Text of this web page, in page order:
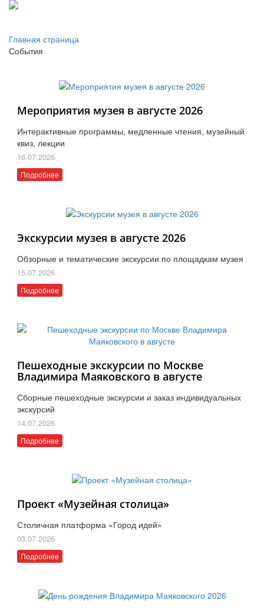
Главная страница
События
Мероприятия музея в августе 2026
Интерактивные программы, медленные чтения, музейный
квиз, лекции
16.07.2026
Подробнее
Экскурсии музея в августе 2026
Обзорные и тематические экскурсии по площадкам музея
15.07.2026
Подробнее
Пешеходные экскурсии по Москве
Владимира Маяковского в августе
Сборные пешеходные экскурсии и заказ индивидуальных
экскурсий
14.07.2026
Подробнее
Проект «Музейная столица»
Столичная платформа «Город идей»
03.07.2026
Подробнее